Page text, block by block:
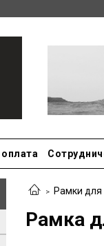
Рамки
Рамка